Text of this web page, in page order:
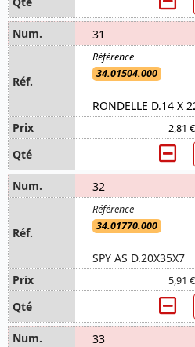
31
34.01504.000
RONDELLE D.14 X
2,81
32
34.01770.000
SPY AS D.20X35X7
5,91
33